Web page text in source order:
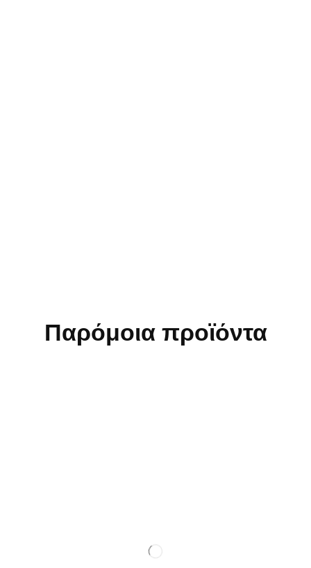
Παρόμοια προϊόντα